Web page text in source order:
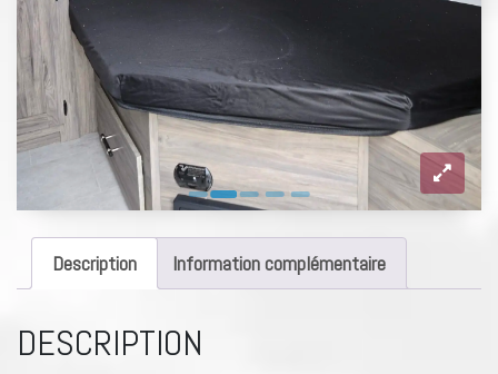
Description Information complémentaire
DESCRIPTION